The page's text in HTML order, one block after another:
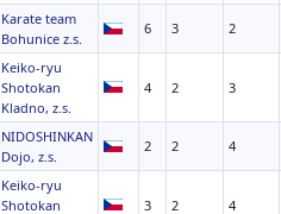
Karate team
Bohunice z.s.
6 3 2
Keiko-ryu
Shotokan
Kladno, z.s.
4 2 3
NIDOSHINKAN
Dojo, z.s.
2 2 4
Keiko-ryu
Shotokan
3 2 4